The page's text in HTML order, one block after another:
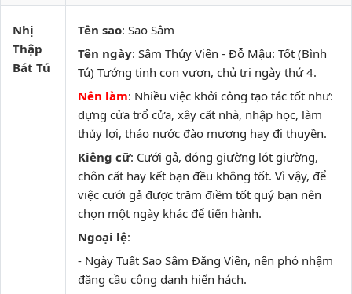
Nhị
Thập
Bát Tú
Tên sao: Sao Sâm
Tên ngày: Sâm Thủy Viên - Đỗ Mậu: Tốt (Bình
Tú) Tướng tinh con vượn, chủ trị ngày thứ 4.
Nên làm: Nhiều việc khởi công tạo tác tốt như:
dựng cửa trổ cửa, xây cất nhà, nhập học, làm
thủy lợi, tháo nước đào mương hay đi thuyền.
Kiêng cữ: Cưới gả, đóng giường lót giường,
chôn cất hay kết bạn đều không tốt. Vì vậy, để
việc cưới gả được trăm điềm tốt quý bạn nên
chọn một ngày khác để tiến hành.
Ngoại lệ:
- Ngày Tuất Sao Sâm Đăng Viên, nên phó nhậm
đặng cầu công danh hiển hách.